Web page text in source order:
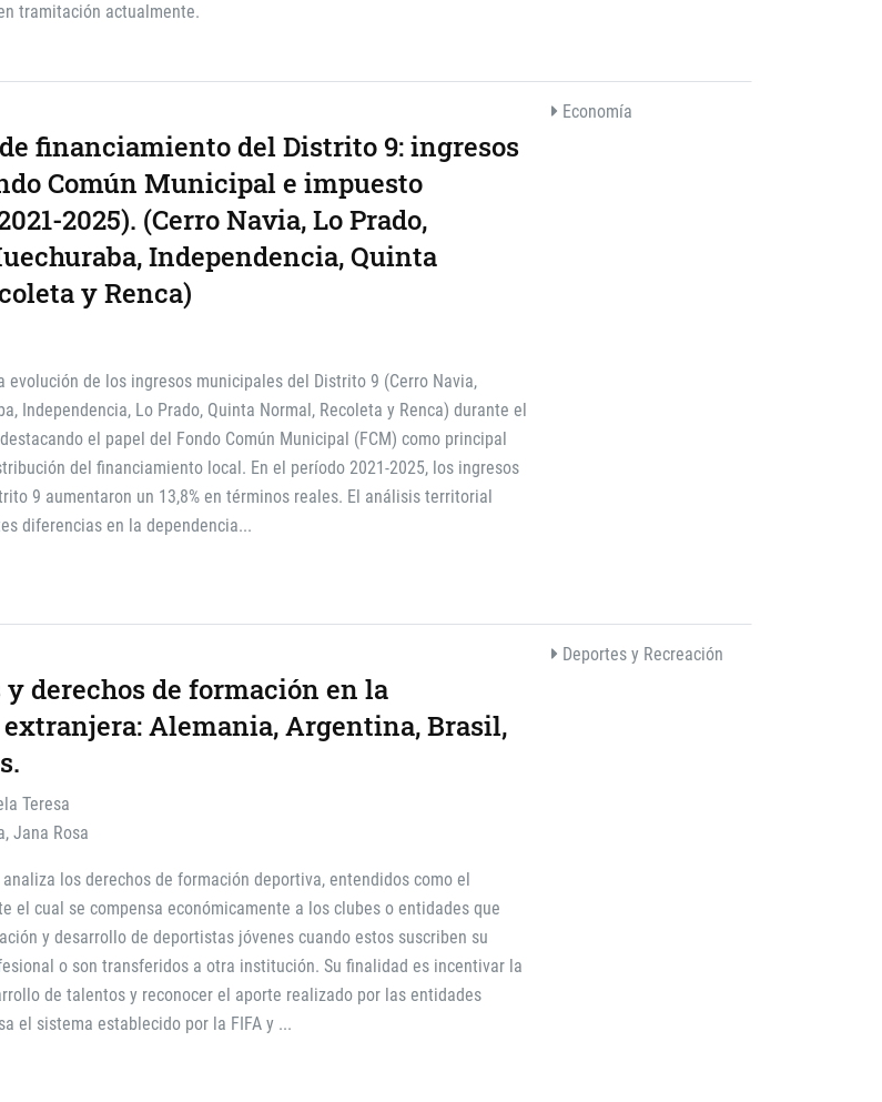
tramitación actualmente.
financiamiento del Distrito 9: ingresos
Común Municipal e impuesto
2025). (Cerro Navia, Lo Prado,
Independencia, Quinta
y Renca)
evolución de los ingresos municipales del Distrito 9 (Cerro Navia,
Independencia, Lo Prado, Quinta Normal, Recoleta y Renca) durante el
el papel del Fondo Común Municipal (FCM) como principal
del financiamiento local. En el período 2021-2025, los ingresos
9 aumentaron un 13,8% en términos reales. El análisis territorial
diferencias en la dependencia...
Economía
derechos de formación en la
Alemania, Argentina, Brasil,
Teresa
Jana Rosa
los derechos de formación deportiva, entendidos como el
el cual se compensa económicamente a los clubes o entidades que
y desarrollo de deportistas jóvenes cuando estos suscriben su
o son transferidos a otra institución. Su finalidad es incentivar la
de talentos y reconocer el aporte realizado por las entidades
el sistema establecido por la FIFA y ...
Deportes y Recreación